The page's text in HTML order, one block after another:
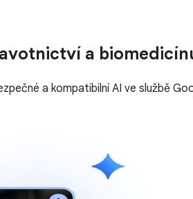
a
a kompatibilní AI ve službě